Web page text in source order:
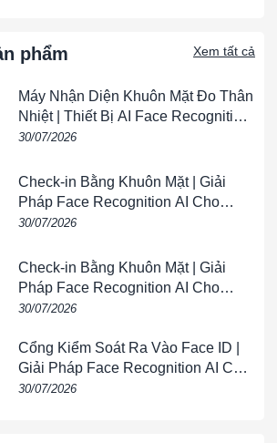
Lọc bụi và các tạp chất trong không
mại: Dùng trong hệ thống HVAC để cải
không khí trong nhà.
làm bước thứ hai trong quy trình lọc
462x418x95mm, AmAir 300E
300E 462x418x95mm, AmAir 300E
300E 462x418x95mm, AmAir 300E
dùng trong nhà xưởngTấm lọc không khí
phẩm Xem tất cả
Máy Nhận Diện Khuôn Mặt Đo Thân
Nhiệt | Thiết Bị AI Face Recognition
& Temperature Screening |
30/07/2026
Check-in Bằng Khuôn Mặt | Giải
Pháp Face Recognition AI Cho
Doanh Nghiệp | VIETPHAT
30/07/2026
Check-in Bằng Khuôn Mặt | Giải
Pháp Face Recognition AI Cho
Doanh Nghiệp | VIETPHAT
30/07/2026
Cổng Kiểm Soát Ra Vào Face ID |
Giải Pháp Face Recognition AI Cho
Doanh Nghiệp | VIETPHAT
30/07/2026